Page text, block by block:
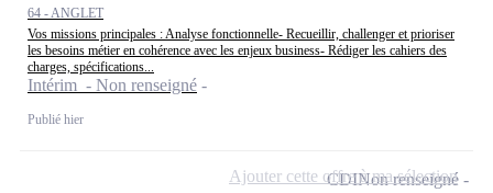
64 - ANGLET
Vos missions principales : Analyse fonctionnelle- Recueillir, challenger et prioriser
les besoins métier en cohérence avec les enjeux business- Rédiger les cahiers des
charges, spécifications...
Intérim - Non renseigné
Publié hier
CDINon renseigné
Ajouter cette offre à ma sélection